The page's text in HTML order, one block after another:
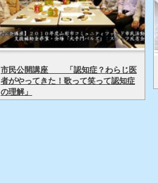
市民公開講座 「認知症？わらじ医
者がやってきた！歌って笑って認知症
の理解」